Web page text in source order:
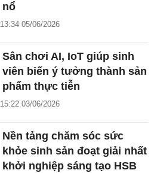
nổ
13:34 05/06/2026
Sân chơi AI, IoT giúp sinh
viên biến ý tưởng thành sản
phẩm thực tiễn
15:22 03/06/2026
Nền tảng chăm sóc sức
khỏe sinh sản đoạt giải nhất
khởi nghiệp sáng tạo HSB